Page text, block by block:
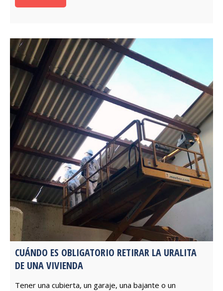
CUÁNDO ES OBLIGATORIO RETIRAR LA URALITA
DE UNA VIVIENDA
Tener una cubierta, un garaje, una bajante o un